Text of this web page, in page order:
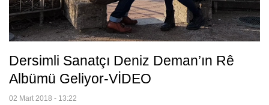
Dersimli Sanatçı Deniz Deman’ın Rê
Albümü Geliyor-VİDEO
02 Mart 2018 - 13:22